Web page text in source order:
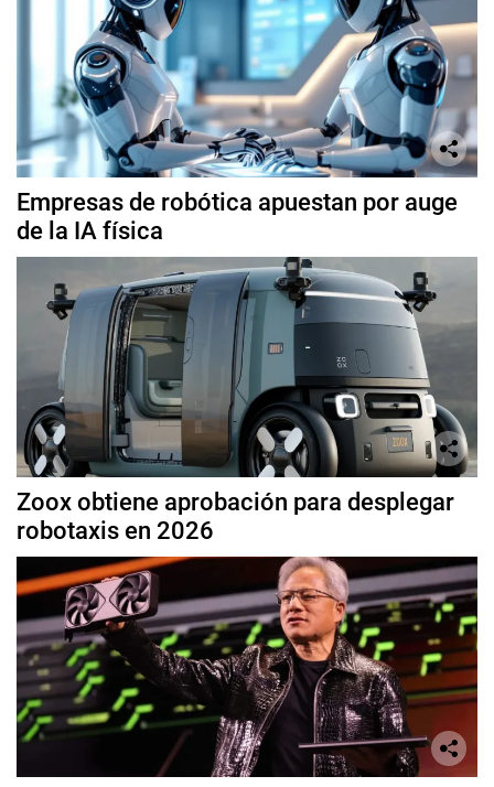
Empresas de robótica apuestan por auge
de la IA física
Zoox obtiene aprobación para desplegar
robotaxis en 2026